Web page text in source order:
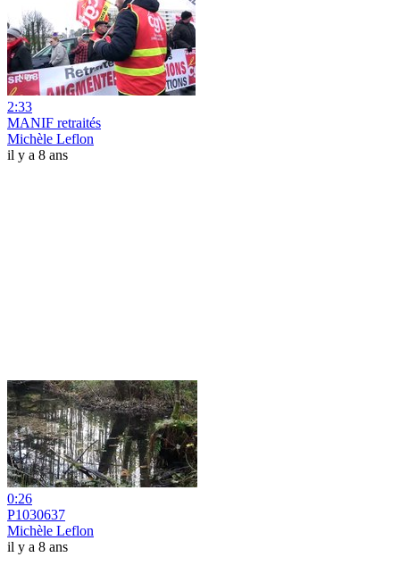
2:33
MANIF retraités
Michèle Leflon
il y a 8 ans
0:26
P1030637
Michèle Leflon
il y a 8 ans